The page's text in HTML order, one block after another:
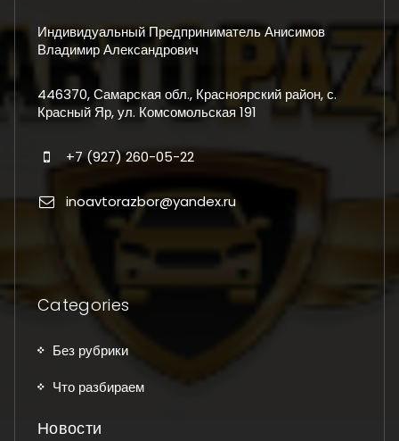
Индивидуальный Предприниматель Анисимов
Владимир Александрович
446370, Самарская обл., Красноярский район, с.
Красный Яр, ул. Комсомольская 191
+7 (927) 260-05-22
inoavtorazbor@yandex.ru
Categories
Без рубрики
Что разбираем
Новости